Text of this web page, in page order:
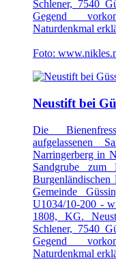
Schlener, 7540
Gegend
Naturdenkmal
Foto:
Neustift bei
Die
aufgelassenen
Narringerberg in
Sandgrube zum
Burgenländischen
Gemeinde
U1034/10-200 -
1808, KG.
Schlener, 7540
Gegend
Naturdenkmal